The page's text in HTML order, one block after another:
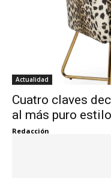
Actualidad
Cuatro claves
al más puro
Redacción